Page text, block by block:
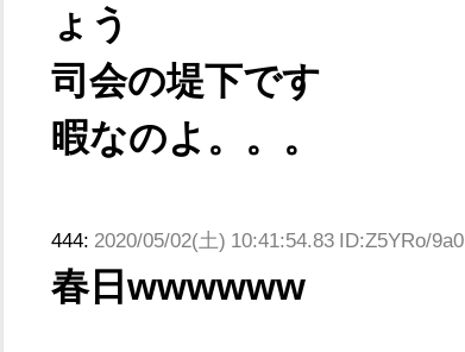
ょう
司会の堤下です
暇なのよ。。。
444: 2020/05/02(土) 10:41:54.83 ID:Z5YRo/9a0
春日wwwwww